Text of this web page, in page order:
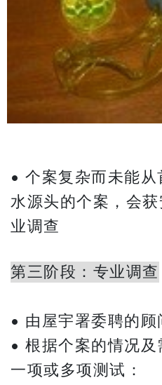
• 个案复杂而未能
水源头的个案，会
业调查
第三阶段：专业调查
• 由屋宇署委聘的
• 根据个案的情况
一项或多项测试：